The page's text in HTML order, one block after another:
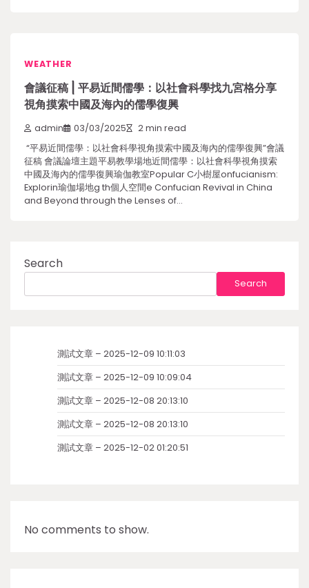
WEATHER
會議征稿 | 平易近間儒學：以社會科學找九宮格分享
視角摸索中國及海內的儒學復興
admin 03/03/2025 2 min read
“平易近間儒學：以社會科學視角摸索中國及海內的儒學復興”會議
征稿 會議論壇主題平易教學場地近間儒學：以社會科學視角摸索
中國及海內的儒學復興瑜伽教室Popular C小樹屋onfucianism:
Explorin瑜伽場地g th個人空間e Confucian Revival in China
and Beyond through the Lenses of…
Search
Search
測試文章 – 2025-12-09 10:11:03
測試文章 – 2025-12-09 10:09:04
測試文章 – 2025-12-08 20:13:10
測試文章 – 2025-12-08 20:13:10
測試文章 – 2025-12-02 01:20:51
No comments to show.